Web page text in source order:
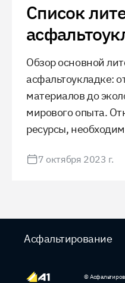
Список
Обзор основной
асфальтоукладке:
материалов до
мирового опыта.
ресурсы,
дорожном
7 октября 2023 г.
Асфальтирование
©